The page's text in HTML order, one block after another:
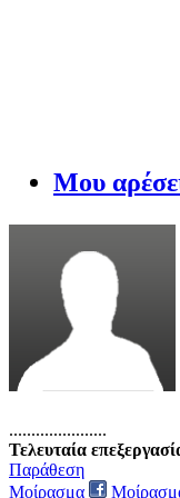
Μου
......................
Τελευταία
Παράθεση
Μοίρασμα